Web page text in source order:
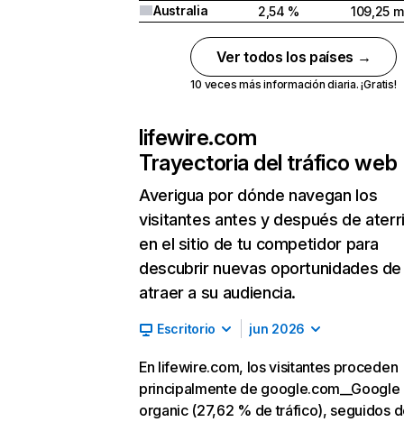
Australia
2,54 % 109,25
Ver todos los países →
10 veces más información diaria. ¡Gratis!
lifewire.com
Trayectoria del tráfico web
Averigua por dónde navegan los
visitantes antes y después de
en el sitio de tu competidor para
descubrir nuevas oportunidades de
atraer a su audiencia.
Escritorio jun 2026
En lifewire.com, los visitantes proceden
principalmente de google.com__Google
organic (27,62 % de tráfico), seguidos